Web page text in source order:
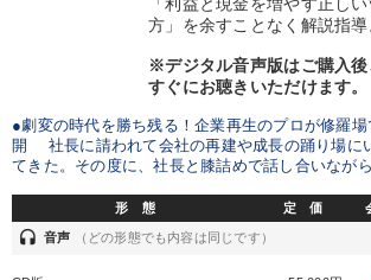
「利益と現金を増やす正し
方」を余すことなく解説指導
※デジタル音声版はご購入後
すぐにお聴きいただけます。
●劇変の時代を勝ち残る！企業再生のプロが修羅
開 社長に請われて会社の再建や成長の踊り場に
てきた。その度に、社長と膝詰めで話し合いなが
形 態 定 価
headset 音声 （どの形態でも内容は同じです）